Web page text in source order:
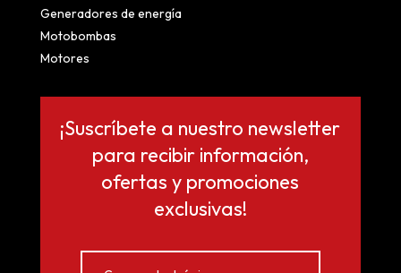
Generadores de energía
Motobombas
Motores
¡Suscríbete a nuestro newsletter
para recibir información,
ofertas y promociones
exclusivas!